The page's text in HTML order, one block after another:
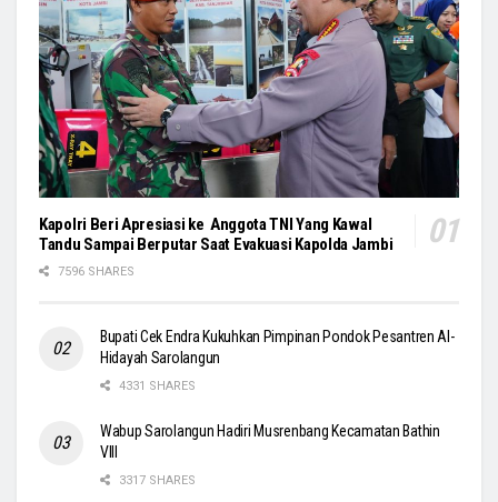
Kapolri Beri Apresiasi ke Anggota TNI Yang Kawal
Tandu Sampai Berputar Saat Evakuasi Kapolda Jambi
7596 SHARES
Bupati Cek Endra Kukuhkan Pimpinan Pondok Pesantren Al-
Hidayah Sarolangun
4331 SHARES
Wabup Sarolangun Hadiri Musrenbang Kecamatan Bathin
VIII
3317 SHARES